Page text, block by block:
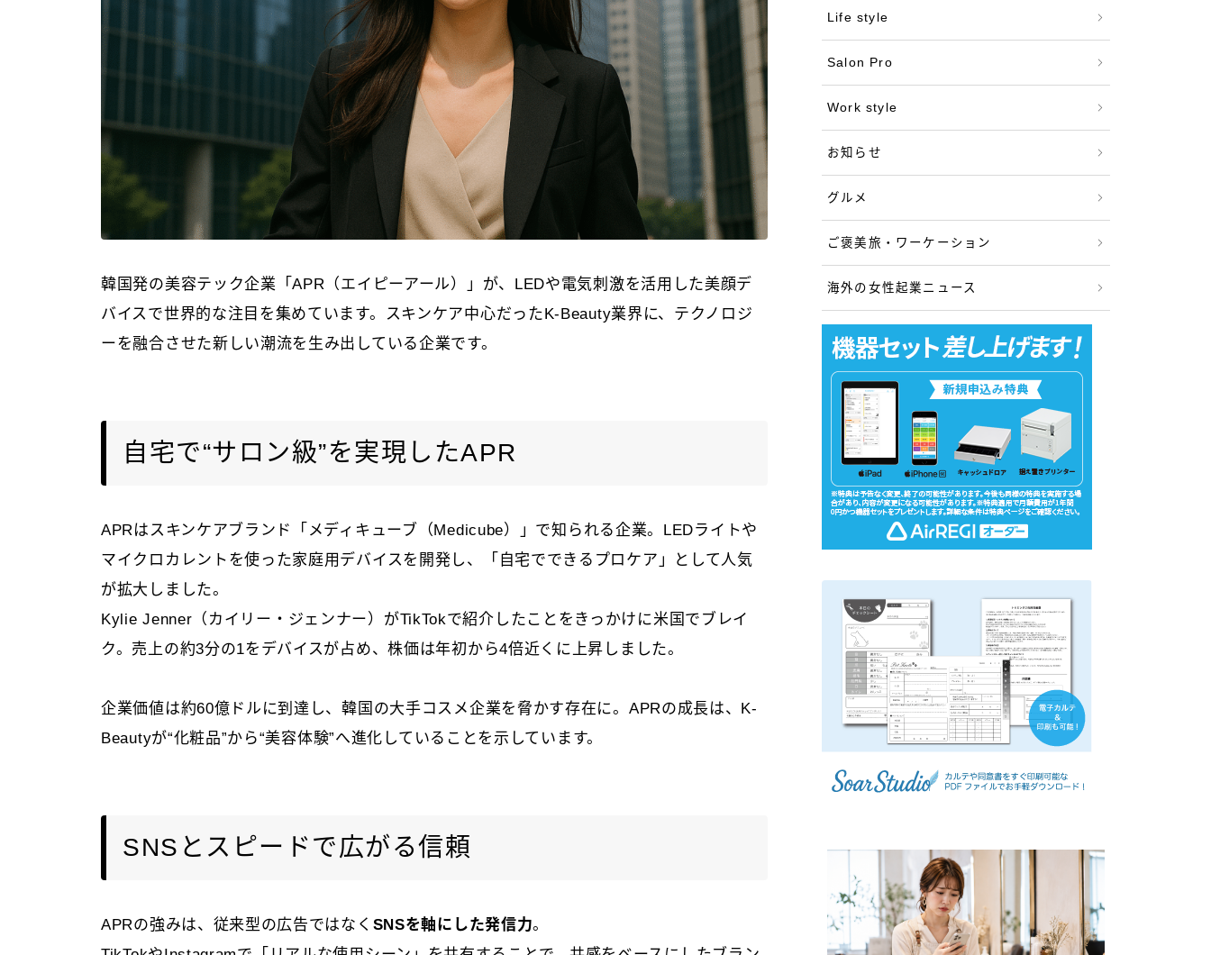
韓国発の美容テック企業「APR（エイピーアール）」が、LEDや電気刺激を活用した美顔デ
バイスで世界的な注目を集めています。スキンケア中心だったK-Beauty業界に、テクノロジ
ーを融合させた新しい潮流を生み出している企業です。
自宅で“サロン級”を実現したAPR
APRはスキンケアブランド「メディキューブ（Medicube）」で知られる企業。LEDライトや
マイクロカレントを使った家庭用デバイスを開発し、「自宅でできるプロケア」として人気
が拡大しました。
Kylie Jenner（カイリー・ジェンナー）がTikTokで紹介したことをきっかけに米国でブレイ
ク。売上の約3分の1をデバイスが占め、株価は年初から4倍近くに上昇しました。
企業価値は約60億ドルに到達し、韓国の大手コスメ企業を脅かす存在に。APRの成長は、K-
Beautyが“化粧品”から“美容体験”へ進化していることを示しています。
SNSとスピードで広がる信頼
APRの強みは、従来型の広告ではなく SNSを軸にした発信力。
Life style
Salon Pro
Work style
お知らせ
グルメ
ご褒美旅・ワーケーション
海外の女性起業ニュース